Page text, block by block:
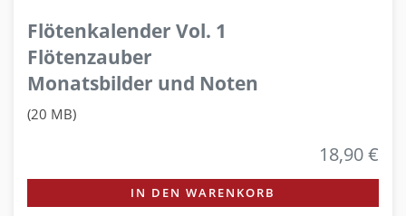
Flötenkalender Vol. 1
Flötenzauber
Monatsbilder und Noten
(20 MB)
18,90 €
IN DEN WARENKORB